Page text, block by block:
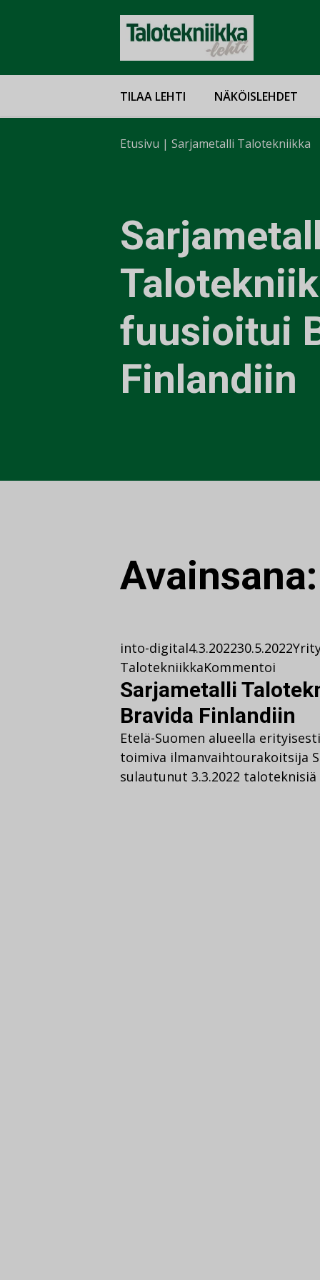
TILAA LEHTI NÄKÖISLEHDET
Etusivu | Sarjametalli Talotekniikka
fuusioitui
Finlandiin
into-digital4.3.202230.5.2022
TalotekniikkaKommentoi
Sarjametalli
Bravida Finlandiin
Etelä-Suomen alueella
toimiva ilmanvaihtourakoitsija
sulautunut 3.3.2022